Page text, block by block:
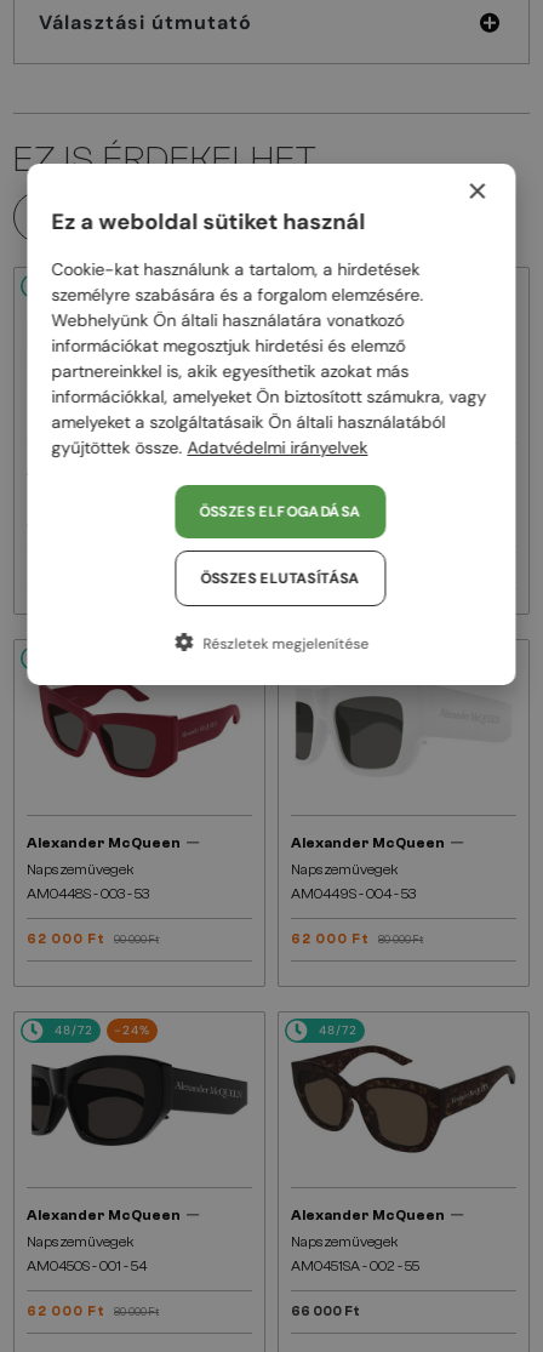
Választási útmutató
EZ IS ÉRDEKELHET
MINDEN TERMÉK
Alexander McQueen
48/72 -22%
Napszemüvegek
AM0403S - 004 - 52
74 000 Ft
Alexander McQueen —
Napszemüvegek
AM0448S - 003 - 53
62 000 Ft 90 000 Ft
Alexander McQueen —
Napszemüvegek
AM0449S - 004 - 53
62 000 Ft 80 000 Ft
48/72 -24%
Alexander McQueen —
Napszemüvegek
AM0450S - 001 - 54
62 000 Ft 80 000 Ft
48/72
Alexander McQueen —
Napszemüvegek
AM0451SA - 002 - 55
66 000 Ft
×
Ez a weboldal sütiket használ
Cookie-kat használunk a tartalom, a hirdetések
személyre szabására és a forgalom elemzésére.
Webhelyünk Ön általi használatára vonatkozó
információkat megosztjuk hirdetési és elemző
partnereinkkel is, akik egyesíthetik azokat más
információkkal, amelyeket Ön biztosított számukra, vagy
amelyeket a szolgáltatásaik Ön általi használatából
gyűjtöttek össze. Adatvédelmi irányelvek
ÖSSZES ELFOGADÁSA
ÖSSZES ELUTASÍTÁSA
Részletek megjelenítése